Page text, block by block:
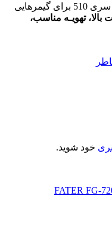
به طور خلاصه، کیس‌های گیمینگ فاطر سری 510 برای گیمرهایی
تهویـه مناسب،
خود شوید.